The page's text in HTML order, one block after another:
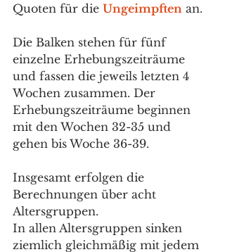
Quoten für die Ungeimpften an.
Die Balken stehen für fünf
einzelne Erhebungszeiträume
und fassen die jeweils letzten 4
Wochen zusammen. Der
Erhebungszeiträume beginnen
mit den Wochen 32-35 und
gehen bis Woche 36-39.
Insgesamt erfolgen die
Berechnungen über acht
Altersgruppen.
In allen Altersgruppen sinken
ziemlich gleichmäßig mit jedem